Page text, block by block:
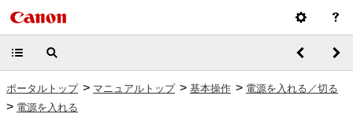
ポータルトップ > マニュアルトップ > 基本操作 > 電源を入れる／切る
> 電源を入れる